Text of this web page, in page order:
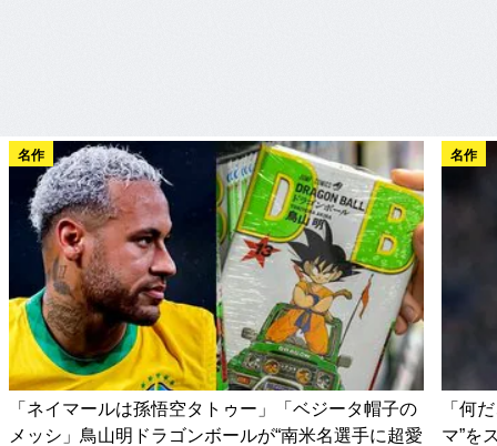
名作
「ネイマールは孫悟空タトゥー」「ベジータ帽子の
メッシ」鳥山明ドラゴンボールが“南米名選手に超愛
名作
「何
マ”を